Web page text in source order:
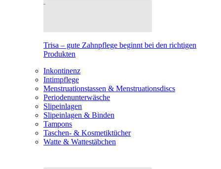
Trisa – gute Zahnpflege beginnt bei den richtigen
Produkten
Inkontinenz
Intimpflege
Menstruationstassen & Menstruationsdiscs
Periodenunterwäsche
Slipeinlagen
Slipeinlagen & Binden
Tampons
Taschen- & Kosmetiktücher
Watte & Wattestäbchen